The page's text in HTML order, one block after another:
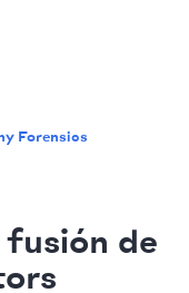
Forensics
de